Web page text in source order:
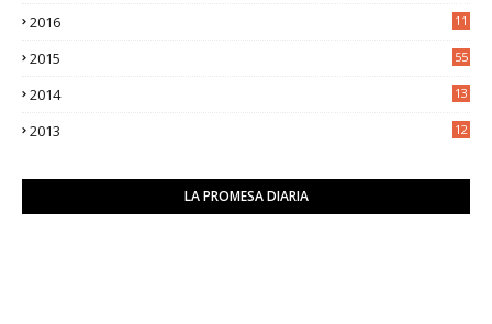
2016
11
2015 55
2014
13
2013
12
LA PROMESA DIARIA